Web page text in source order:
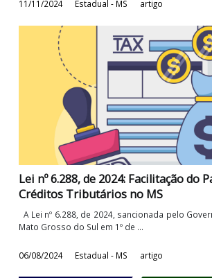
PDAgro: Desenvolvimento e
Campo
A agricultura e a pecuária são pilares
muitos países, incluindo o ...
11/11/2024 Estadual - MS artigo